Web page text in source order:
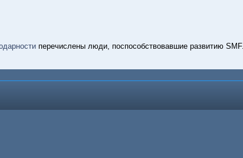
перечислены люди, поспособствовавшие развитию SMF.